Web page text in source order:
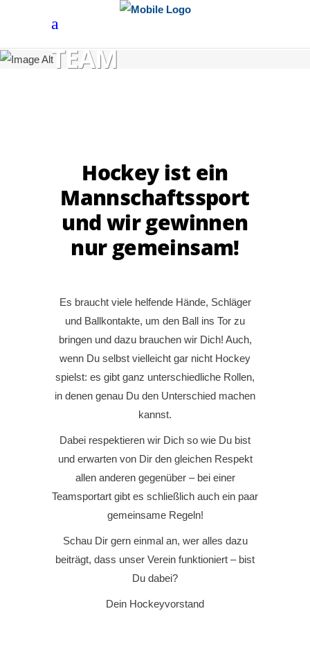
TEAM
Hockey ist ein
Mannschaftssport
und wir gewinnen
nur gemeinsam!
Es braucht viele helfende Hände, Schläger
und Ballkontakte, um den Ball ins Tor zu
bringen und dazu brauchen wir Dich! Auch,
wenn Du selbst vielleicht gar nicht Hockey
spielst: es gibt ganz unterschiedliche Rollen,
in denen genau Du den Unterschied machen
kannst.
Dabei respektieren wir Dich so wie Du bist
und erwarten von Dir den gleichen Respekt
allen anderen gegenüber – bei einer
Teamsportart gibt es schließlich auch ein paar
gemeinsame Regeln!
Schau Dir gern einmal an, wer alles dazu
beiträgt, dass unser Verein funktioniert – bist
Du dabei?
Dein Hockeyvorstand